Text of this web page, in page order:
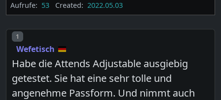
Aufrufe: 53 Created: 2022.05.03
Post number
1
Wefetisch
Habe die Attends Adjustable ausgiebig
getestet. Sie hat eine sehr tolle und
angenehme Passform. Und nimmt auch